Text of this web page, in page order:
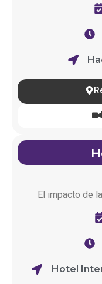
El impacto de
Hotel